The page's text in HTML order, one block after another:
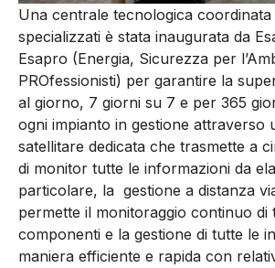
Una centrale tecnologica coordinata
specializzati è stata inaugurata da
Esapro (Energia, Sicurezza per
PROfessionisti) per garantire la
al giorno, 7 giorni su 7 e per 365
ogni impianto in gestione attraverso
satellitare dedicata che trasmette a
di monitor tutte le informazioni da
particolare, la gestione a distanza
permette il monitoraggio continuo di
componenti e la gestione di tutte le
maniera efficiente e rapida con